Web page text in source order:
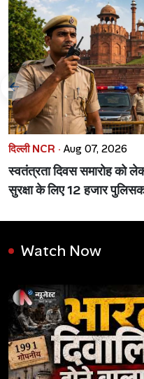
दिल्ली NCR · Aug 07, 2026
स्वतंत्रता दिवस समारोह को
सुरक्षा के लिए 12 हजार
Watch Now